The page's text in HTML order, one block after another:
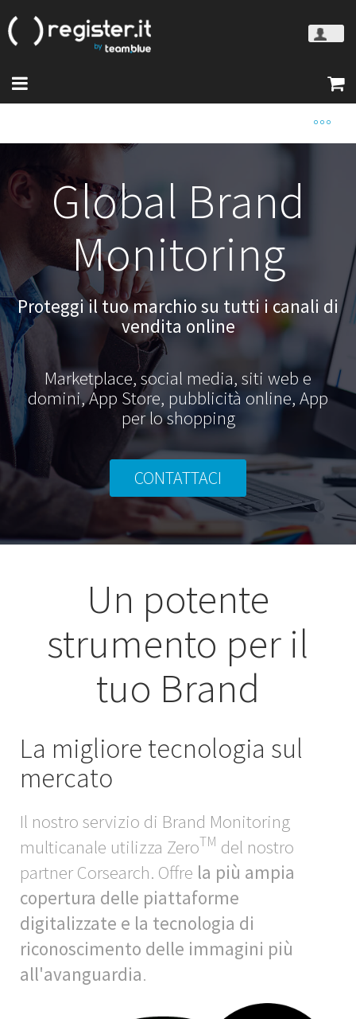
Global Brand
Monitoring
Proteggi il tuo marchio su tutti i canali di
vendita online
Marketplace, social media, siti web e
domini, App Store, pubblicità online, App
per lo shopping
CONTATTACI
Un potente
strumento per il
tuo Brand
La migliore tecnologia sul
mercato
Il nostro servizio di Brand Monitoring
multicanale utilizza ZeroTM del nostro
partner Corsearch. Offre la più ampia
copertura delle piattaforme
digitalizzate e la tecnologia di
riconoscimento delle immagini più
all'avanguardia.